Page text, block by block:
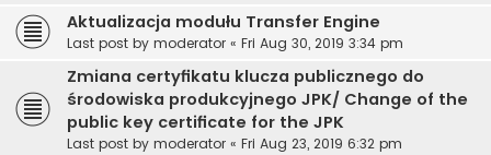
Aktualizacja modułu Transfer Engine
Last post by moderator « Fri Aug 30, 2019 3:34 pm
Zmiana certyfikatu klucza publicznego do
środowiska produkcyjnego JPK/ Change of the
public key certificate for the JPK
Last post by moderator « Fri Aug 23, 2019 6:32 pm